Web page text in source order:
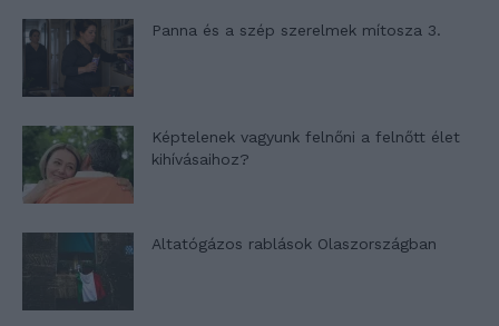
Panna és a szép szerelmek mítosza 3.
Képtelenek vagyunk felnőni a felnőtt élet
kihívásaihoz?
Altatógázos rablások Olaszországban